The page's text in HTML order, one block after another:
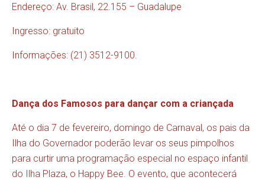
Endereço: Av. Brasil, 22.155 – Guadalupe
Ingresso: gratuito
Informações: (21) 3512-9100.
Dança dos Famosos para dançar com a criançada
Até o dia 7 de fevereiro, domingo de Carnaval, os pais da
Ilha do Governador poderão levar os seus pimpolhos
para curtir uma programação especial no espaço infantil
do Ilha Plaza, o Happy Bee. O evento, que acontecerá